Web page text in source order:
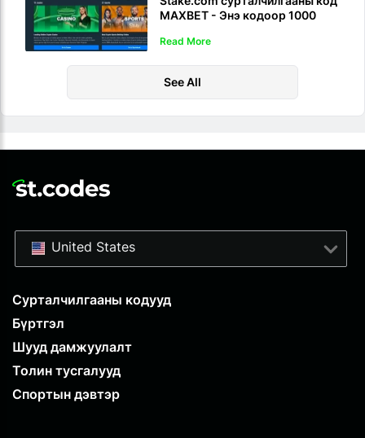
MAXBET - Энэ кодоор 1000
Read More
See All
Сурталчилгааны кодууд
Бүртгэл
Шууд дамжуулалт
Толин тусгалууд
Спортын дэвтэр
United States